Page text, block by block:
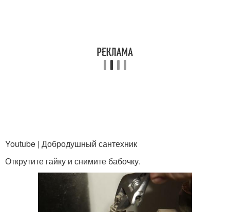
Youtube | Добродушный сантехник
Открутите гайку и снимите бабочку.